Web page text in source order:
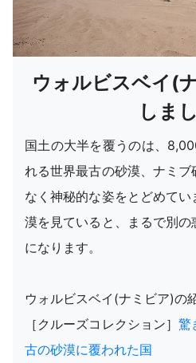
ウォルビスベイ(
しま
国土の大半を覆うのは、
れる世界最古の砂漠、ナミブ
なく神秘的な姿をとどめて
漠を見ていると、まるで別
になります。
ウォルビスベイ(ナミビア)の
［クルーズコレクション］驚
古の砂漠に覆われた国